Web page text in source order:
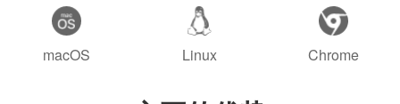
macOS Linux Chrome